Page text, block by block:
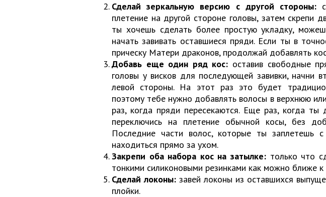
Сделай зеркальную версию с другой стороны:
плетение на другой стороне головы, затем скрепи
ты хочешь сделать более простую укладку,
начать завивать оставшиеся пряди. Если ты в
прическу Матери драконов, продолжай добавлять
Добавь еще один ряд кос: оставив свободные
головы у висков для последующей завивки, начни
левой стороны. На этот раз это будет
поэтому тебе нужно добавлять волосы в верхнюю
раз, когда пряди пересекаются. Еще раз, когда ты
переключись на плетение обычной косы, без
Последние части волос, которые ты заплетешь
находиться прямо за ухом.
Закрепи оба набора кос на затылке: только что
тонкими силиконовыми резинками как можно ближе к
Сделай локоны: завей локоны из оставшихся
плойки.